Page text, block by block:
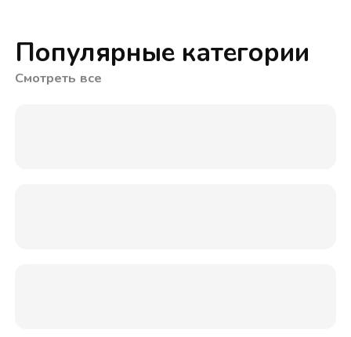
Популярные категории
Смотреть все